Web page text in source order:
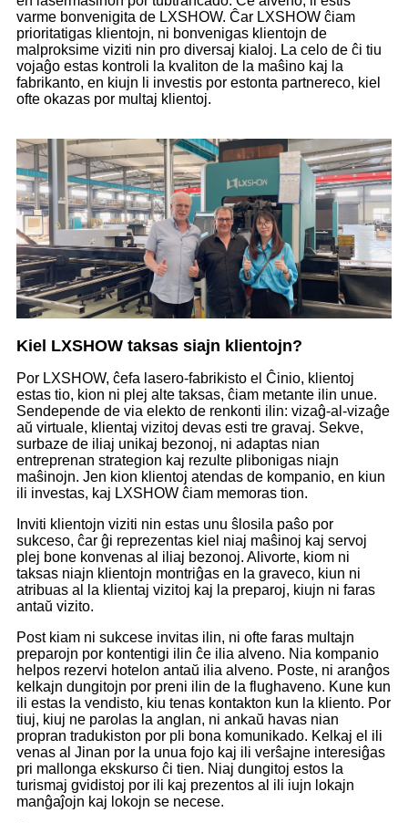
varme bonvenigita de LXSHOW. Ĉar LXSHOW ĉiam
prioritatigas klientojn, ni bonvenigas klientojn de
malproksime viziti nin pro diversaj kialoj. La celo de ĉi tiu
vojaĝo estas kontroli la kvaliton de la maŝino kaj la
fabrikanto, en kiujn li investis por estonta partnereco, kiel
ofte okazas por multaj klientoj.
Kiel LXSHOW taksas siajn klientojn?
Por LXSHOW, ĉefa lasero-fabrikisto el Ĉinio, klientoj
estas tio, kion ni plej alte taksas, ĉiam metante ilin unue.
Sendepende de via elekto de renkonti ilin: vizaĝ-al-vizaĝe
aŭ virtuale, klientaj vizitoj devas esti tre gravaj. Sekve,
surbaze de iliaj unikaj bezonoj, ni adaptas nian
entreprenan strategion kaj rezulte plibonigas niajn
maŝinojn. Jen kion klientoj atendas de kompanio, en kiun
ili investas, kaj LXSHOW ĉiam memoras tion.
Inviti klientojn viziti nin estas unu ŝlosila paŝo por
sukceso, ĉar ĝi reprezentas kiel niaj maŝinoj kaj servoj
plej bone konvenas al iliaj bezonoj. Alivorte, kiom ni
taksas niajn klientojn montriĝas en la graveco, kiun ni
atribuas al la klientaj vizitoj kaj la preparoj, kiujn ni faras
antaŭ vizito.
Post kiam ni sukcese invitas ilin, ni ofte faras multajn
preparojn por kontentigi ilin ĉe ilia alveno. Nia kompanio
helpos rezervi hotelon antaŭ ilia alveno. Poste, ni aranĝos
kelkajn dungitojn por preni ilin de la flughaveno. Kune kun
ili estas la vendisto, kiu tenas kontakton kun la kliento. Por
tiuj, kiuj ne parolas la anglan, ni ankaŭ havas nian
propran tradukiston por pli bona komunikado. Kelkaj el ili
venas al Jinan por la unua fojo kaj ili verŝajne interesiĝas
pri mallonga ekskurso ĉi tien. Niaj dungitoj estos la
turismaj gvidistoj por ili kaj prezentos al ili iujn lokajn
manĝaĵojn kaj lokojn se necese.